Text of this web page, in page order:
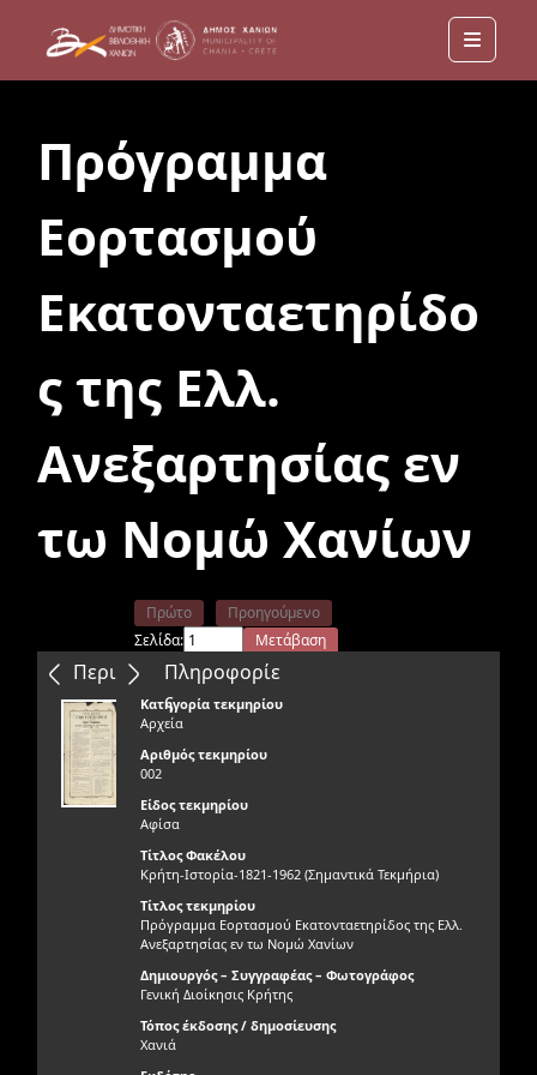
Menu
Πρόγραμμα
Εορτασμού
Εκατονταετηρίδο
ς της Ελλ.
Ανεξαρτησίας εν
τω Νομώ Χανίων
Περιεχόμενα
Πρώτο
Προηγούμενο
Σελίδα:
Μετάβαση
Επόμενο
Τελευταίο
Πληροφορίε
ς
Κατηγορία τεκμηρίου
Αρχεία
Αριθμός τεκμηρίου
002
Είδος τεκμηρίου
Αφίσα
Τίτλος Φακέλου
Κρήτη-Ιστορία-1821-1962 (Σημαντικά Τεκμήρια)
Τίτλος τεκμηρίου
Πρόγραμμα Εορτασμού Εκατονταετηρίδος της Ελλ.
Ανεξαρτησίας εν τω Νομώ Χανίων
Δημιουργός – Συγγραφέας – Φωτογράφος
Γενική Διοίκησις Κρήτης
Τόπος έκδοσης / δημοσίευσης
Χανιά